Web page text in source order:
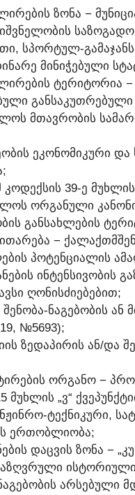
ᲖᲝᲜᲐ −
ᲡᲞᲝᲠᲢᲣᲚ-
ᲛᲘᲜᲘᲭᲔᲑᲣᲚᲘ
ᲢᲔᲠᲘᲢᲝᲠᲘᲐ
ᲛᲗᲐᲕᲠᲝᲑᲘᲡ
ᲔᲙᲝᲜᲝᲛᲘᲙᲣᲠᲘ
39-Ე
ᲝᲠᲒᲐᲜᲣᲚᲘ
ᲒᲐᲜᲡᲐᲮᲚᲔᲑᲘᲡ
−
ᲞᲝᲢᲔᲜᲪᲘᲐᲚᲘᲡ
ᲦᲝᲜᲘᲡᲫᲘᲔᲑᲔᲑᲘᲗ;
ᲜᲐᲒᲔᲑᲝᲑᲘᲡ
№5693);
ᲖᲔᲓᲐᲞᲘᲠᲘᲡ ᲐᲜ/ᲓᲐ
ᲝᲠᲒᲐᲜᲝ −
ᲛᲣᲮᲚᲘᲡ „Ვ“
ᲢᲔᲥᲜᲘᲙᲣᲠᲘ,
ᲔᲠᲗᲝᲑᲚᲘᲝᲑᲐ;
ᲓᲐᲪᲕᲘᲡ ᲖᲝᲜᲐ −
ᲘᲡᲢᲝᲠᲘᲣᲚᲘ
ᲐᲠᲡᲔᲑᲣᲚᲘ